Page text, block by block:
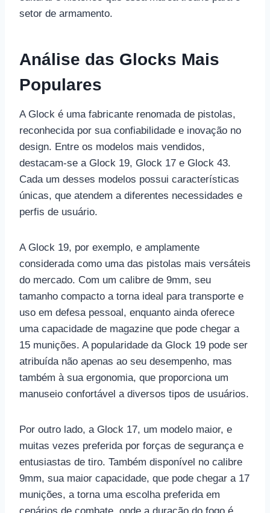
setor de armamento.
Análise das Glocks Mais
Populares
A Glock é uma fabricante renomada de pistolas,
reconhecida por sua confiabilidade e inovação no
design. Entre os modelos mais vendidos,
destacam-se a Glock 19, Glock 17 e Glock 43.
Cada um desses modelos possui características
únicas, que atendem a diferentes necessidades e
perfis de usuário.
A Glock 19, por exemplo, e amplamente
considerada como uma das pistolas mais versáteis
do mercado. Com um calibre de 9mm, seu
tamanho compacto a torna ideal para transporte e
uso em defesa pessoal, enquanto ainda oferece
uma capacidade de magazine que pode chegar a
15 munições. A popularidade da Glock 19 pode ser
atribuída não apenas ao seu desempenho, mas
também à sua ergonomia, que proporciona um
manuseio confortável a diversos tipos de usuários.
Por outro lado, a Glock 17, um modelo maior, e
muitas vezes preferida por forças de segurança e
entusiastas de tiro. Também disponível no calibre
9mm, sua maior capacidade, que pode chegar a 17
munições, a torna uma escolha preferida em
cenários de combate, onde a duração do fogo é